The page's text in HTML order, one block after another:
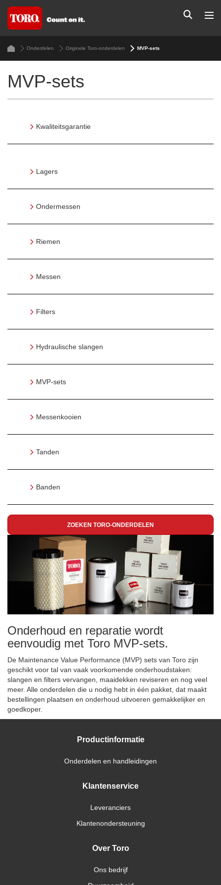
Onderdelen Originele Toro-onderdelen MVP-sets
MVP-sets
Kwaliteitsgarantie
Lagers
Ondermessen
Riemen
Messen
Filters
Hydraulische slangen
MVP-sets
Messenkooien
Tanden
Banden
ZOEKEN TORO-ONDERDELEN
Onderhoud en reparatie wordt
eenvoudig met Toro MVP-sets.
De Maintenance Value Performance (MVP) sets van Toro zijn
geschikt voor tal van vaak voorkomende onderhoudstaken:
slangen en filters vervangen, maaidekken reviseren en nog veel
meer. Alle onderdelen die u nodig hebt in één pakket, dat maakt
bestellingen plaatsen en onderhoud uitvoeren gemakkelijker en
goedkoper.
Productinformatie
Onderdelen en handleidingen
Klantenservice
Leveranciers
Klantenondersteuning
Over Toro
Ons bedrijf